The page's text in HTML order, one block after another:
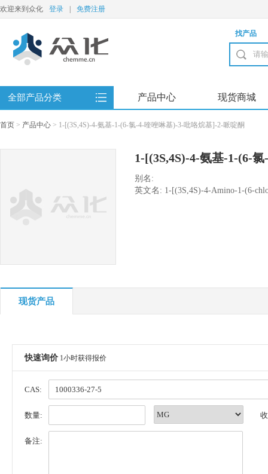
欢迎来到众化 登录 免费注册
找产品
全部产品分类 产品中心 现货商城
首页 > 产品中心 > 1-[(3S,4S)-4-氨基-1-(6-氯-4-喹唑啉基)-3-吡咯烷基]-2-哌啶酮
1-[(3S,4S)-4-氨基-1-(6-
基]-2-哌啶酮
别名:
英文名: 1-[(3S,4S)-4-Amino-1-(6-
现货产品
快速询价 1小时获得报价
CAS:
数量:
备注: